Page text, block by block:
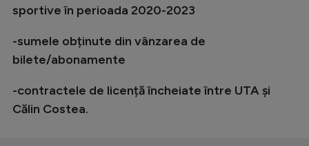
sportive în perioada 2020-2023
-sumele obținute din vânzarea de
bilete/abonamente
-contractele de licență încheiate între UTA și
Călin Costea.